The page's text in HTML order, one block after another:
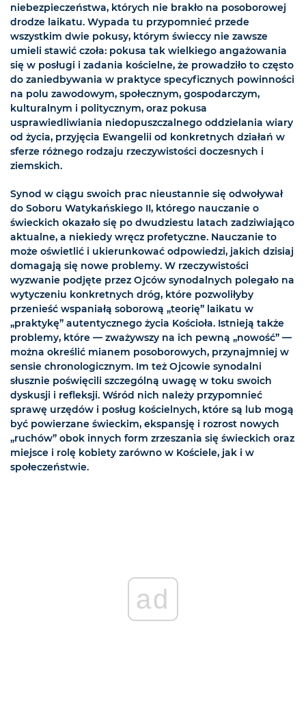
niebezpieczeństwa, których nie brakło na posoborowej
drodze laikatu. Wypada tu przypomnieć przede
wszystkim dwie pokusy, którym świeccy nie zawsze
umieli stawić czoła: pokusa tak wielkiego angażowania
się w posługi i zadania kościelne, że prowadziło to często
do zaniedbywania w praktyce specyficznych powinności
na polu zawodowym, społecznym, gospodarczym,
kulturalnym i politycznym, oraz pokusa
usprawiedliwiania niedopuszczalnego oddzielania wiary
od życia, przyjęcia Ewangelii od konkretnych działań w
sferze różnego rodzaju rzeczywistości doczesnych i
ziemskich.
Synod w ciągu swoich prac nieustannie się odwoływał
do Soboru Watykańskiego II, którego nauczanie o
świeckich okazało się po dwudziestu latach zadziwiająco
aktualne, a niekiedy wręcz profetyczne. Nauczanie to
może oświetlić i ukierunkować odpowiedzi, jakich dzisiaj
domagają się nowe problemy. W rzeczywistości
wyzwanie podjęte przez Ojców synodalnych polegało na
wytyczeniu konkretnych dróg, które pozwoliłyby
przenieść wspaniałą soborową „teorię” laikatu w
„praktykę” autentycznego życia Kościoła. Istnieją także
problemy, które — zważywszy na ich pewną „nowość” —
można określić mianem posoborowych, przynajmniej w
sensie chronologicznym. Im też Ojcowie synodalni
słusznie poświęcili szczególną uwagę w toku swoich
dyskusji i refleksji. Wśród nich należy przypomnieć
sprawę urzędów i posług kościelnych, które są lub mogą
być powierzane świeckim, ekspansję i rozrost nowych
„ruchów” obok innych form zrzeszania się świeckich oraz
miejsce i rolę kobiety zarówno w Kościele, jak i w
społeczeństwie.
ad